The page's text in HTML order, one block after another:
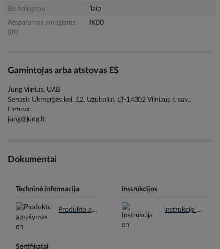
Be halogenų
Taip
Atsparumas smūgiams
(IK)
IK00
Gamintojas arba atstovas ES
Jung Vilnius, UAB
Senasis Ukmergės kel. 12, Užubaliai, LT-14302 Vilniaus r. sav.,
Lietuva
jung@jung.lt
Dokumentai
Techninė informacija
Produkto aprašymas en.pdf
Instrukcijos
Instrukcija en.pdf
Sertifikatai